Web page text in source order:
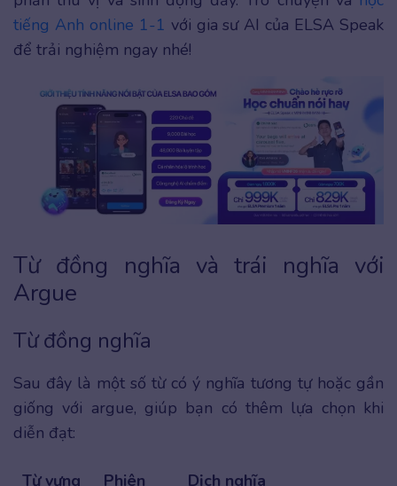
tiếng Anh online 1-1 với gia sư AI của ELSA Speak
để trải nghiệm ngay nhé!
Từ đồng nghĩa và trái nghĩa với
Argue
Từ đồng nghĩa
Sau đây là một số từ có ý nghĩa tương tự hoặc gần
giống với argue, giúp bạn có thêm lựa chọn khi
diễn đạt:
Từ vựng
Phiên
Dịch nghĩa